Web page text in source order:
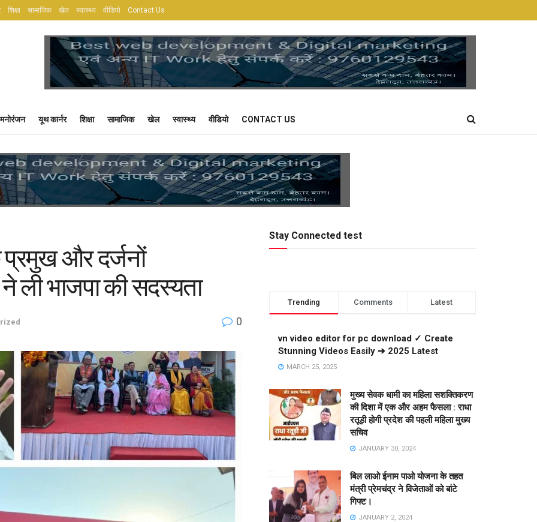
शिक्षा सामाजिक खेल स्वास्थ्य वीडियो Contact Us
मनोरंजन यूथ कार्नर शिक्षा सामाजिक खेल स्वास्थ्य वीडियो CONTACT US
प्रमुख और दर्जनों
ली भाजपा की सदस्यता
0
Stay Connected test
Trending Comments Latest
vn video editor for pc download ✓ Create
Stunning Videos Easily ➔ 2025 Latest
MARCH 25, 2025
मुख्य सेवक धामी का महिला सशक्तिकरण
की दिशा में एक और अहम फैसला : राधा
रतूड़ी होगी प्रदेश की पहली महिला मुख्य
सचिव
JANUARY 30, 2024
बिल लाओ ईनाम पाओ योजना के तहत
मंत्री प्रेमचंद्र ने विजेताओं को बांटे
गिफ्ट।
JANUARY 2, 2024